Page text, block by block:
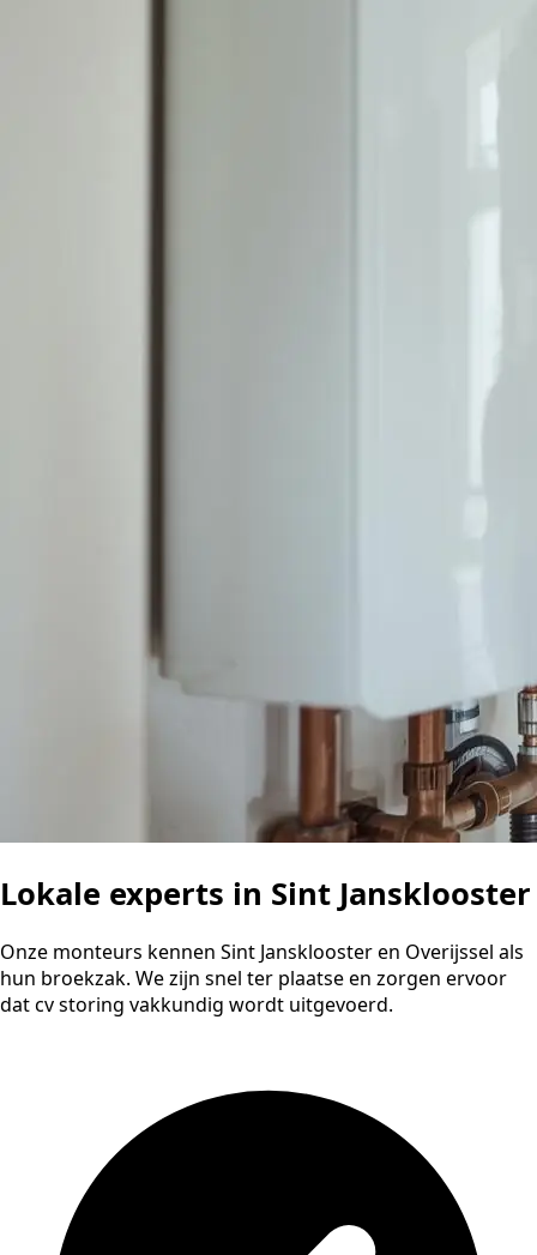
Lokale experts in Sint Jansklooster
Onze monteurs kennen Sint Jansklooster en Overijssel als
hun broekzak. We zijn snel ter plaatse en zorgen ervoor
dat cv storing vakkundig wordt uitgevoerd.